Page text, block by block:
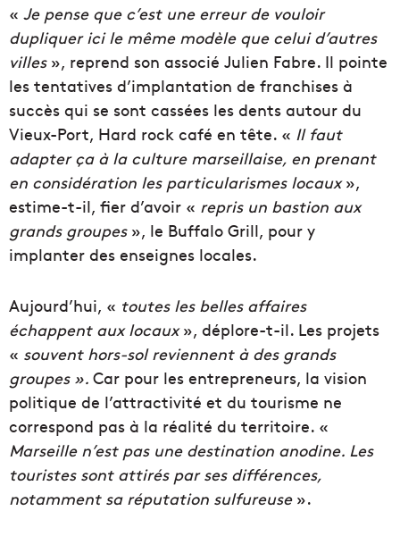
« Je pense que c’est une erreur de vouloir
dupliquer ici le même modèle que celui d’autres
villes», reprend son associé Julien Fabre. Il pointe
les tentatives d’implantation de franchises à
succès qui se sont cassées les dents autour du
Vieux-Port, Hard rock café en tête. « Il faut
adapter ça à la culture marseillaise, en prenant
en considération les particularismes locaux»,
estime-t-il, fier d’avoir « repris un bastion aux
grands groupes», le Buffalo Grill, pour y
implanter des enseignes locales.
Aujourd’hui, « toutes les belles affaires
échappent aux locaux», déplore-t-il. Les projets
« souvent hors-sol reviennent à des grands
groupes ». Car pour les entrepreneurs, la vision
politique de l’attractivité et du tourisme ne
correspond pas à la réalité du territoire. «
Marseille n’est pas une destination anodine. Les
touristes sont attirés par ses différences,
notamment sa réputation sulfureuse».